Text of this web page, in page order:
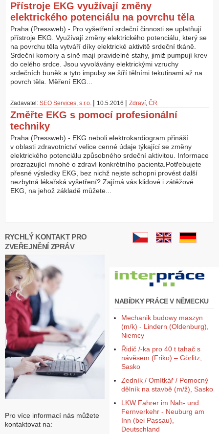
Přístroje EKG využívají změny
elektrického potenciálu na povrchu těla
Praha (Pressweb) - Pro vyšetření srdeční činnosti se uplatňují
přístroje EKG. Využívají změny elektrického potenciálu, který se
na povrchu těla vytváří díky elektrické aktivitě srdeční tkáně.
Srdeční komory a síně mají pravidelné stahy, jimiž pumpují krev
do celého srdce. Jsou vyvolávány elektrickými vzruchy
srdečních buněk a tyto impulsy se šíří tělními tekutinami až na
povrch těla. Měření EKG...
Zadavatel: SEO Services, s.r.o. | 10.5.2016 | Zdraví, ČR
Změřte EKG s pomocí profesionální
techniky
Praha (Pressweb) - EKG neboli elektrokardiogram přináší
v oblasti zdravotnictví velice cenné údaje týkající se změny
elektrického potenciálu způsobného srdeční aktivitou. Informace
prozrazující mnohé o zdraví konkrétního pacienta.Potřebujete
přesné výsledky EKG, bez nichž nejste schopni provést další
nezbytná lékařská vyšetření? Zajímá vás klidové i zátěžové
EKG, na jehož základě můžete...
RYCHLÝ KONTAKT PRO
ZVEŘEJNĚNÍ ZPRÁV
Pro více informací nás můžete
kontaktovat na:
NABÍDKY PRÁCE V NĚMECKU
Mechanik budowy maszyn
(m/k) - Lindern (Oldenburg),
Niemcy
Řidič /-ka pro 40 t tahač s
návěsem (Friko) – Görlitz,
Sasko
Zedník / Omítkář / Pomocný
dělník na stavbě (m/ž), Sasko
LKW Fahrer im Nah- und
Fernverkehr - Neuburg am
Inn (bei Passau),
Deutschland